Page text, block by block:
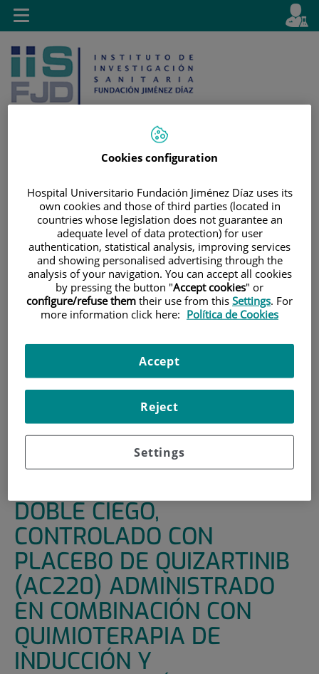
Jump to content
selector
Active
en
Toggle
navigation
HOME|SUPPORT UNITS|CLINICAL TRIALS
ESTUDIO DE FASE III, DOBLE CIEGO, CONTROLADO
CON PLACEBO DE QUIZARTINIB (AC220) ADMINISTRADO
Y CONSOLIDACIÓN, Y ADMINISTRADO COMO TERAPIA DE
LEUCEMIA MIELÓGENA AGUDA
DOBLE CIEGO,
CONTROLADO CON
PLACEBO DE QUIZARTINIB
(AC220) ADMINISTRADO
EN COMBINACIÓN CON
QUIMIOTERAPIA DE
INDUCCIÓN Y
Cookies configuration
Hospital Universitario Fundación Jiménez Díaz uses its
own cookies and those of third parties (located in
countries whose legislation does not guarantee an
adequate level of data protection) for user
authentication, statistical analysis, improving services
and showing personalised advertising through the
analysis of your navigation. You can accept all cookies
by pressing the button "Accept cookies" or
configure/refuse them their use from this Settings. For
more information click here: Política de Cookies
Settings
Reject
Accept